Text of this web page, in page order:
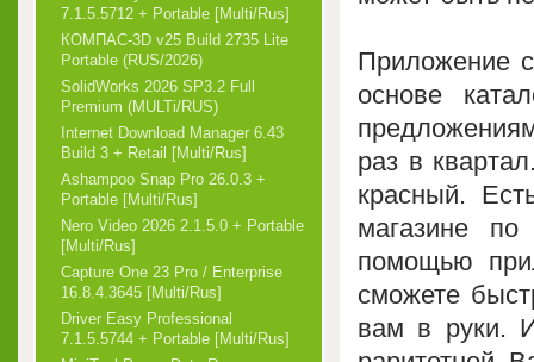
Приложение
основе
раз в
красный.
магазине
помощью
сможете
вам в руки.
7.1.5.5712 + Portable [Multi/Rus]
КОМПАС-3D v25 Build 2735 Lite
Portable (RUS/2026)
SolidWorks 2026 SP3.2 Full
Premium (MULTi/RUS)
Internet Download Manager 6.43
Build 3 + Retail [Multi/Rus]
Ashampoo Snap Pro 26.0.3 +
Portable [Multi/Rus]
Nero Video 2026 2.1.5.0 + Portable
[Multi/Rus]
Capture One 23 Pro / Enterprise
16.8.4.3645 [Multi/Rus]
Driver Easy Professional
7.1.5.5744 + Portable [Multi/Rus]